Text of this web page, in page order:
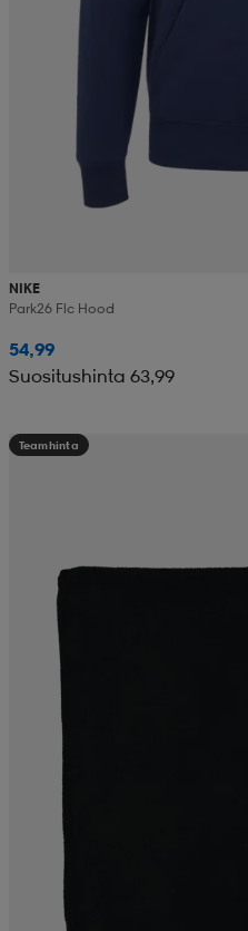
NIKE
Park26 Flc Hood
54,99
Suositushinta 63,99
Teamhinta